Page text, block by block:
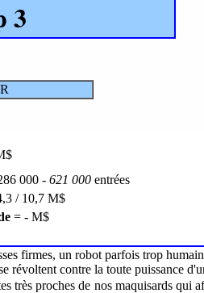
3
000 - 621 000 entrées
/ 10,7 M$
= - M$
firmes, un robot parfois trop
révoltent contre la toute puissance
très proches de nos maquisards qui